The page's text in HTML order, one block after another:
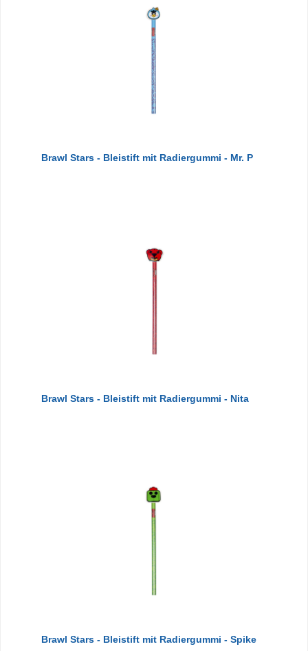
Brawl Stars - Bleistift mit Radiergummi - Mr. P
Brawl Stars - Bleistift mit Radiergummi - Nita
Brawl Stars - Bleistift mit Radiergummi - Spike